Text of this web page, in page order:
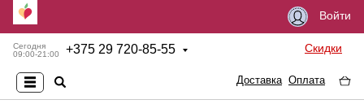
Войти
Сегодня
09:00-21:00
+375 29 720-85-55 Скидки
Доставка Оплата